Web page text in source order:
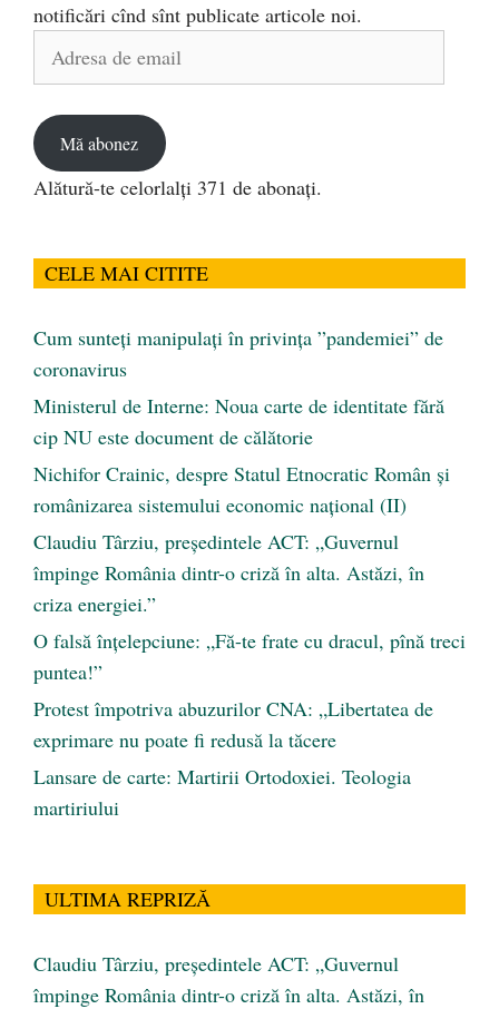
notificări cînd sînt publicate articole noi.
Adresa
Mă abonez
Alătură-te celorlalți 371 de abonați.
CELE MAI CITITE
Cum sunteți manipulați în privința ”pandemiei” de
coronavirus
Ministerul de Interne: Noua carte de identitate fără
cip NU este document de călătorie
Nichifor Crainic, despre Statul Etnocratic Român şi
românizarea sistemului economic naţional (II)
Claudiu Târziu, președintele ACT: „Guvernul
împinge România dintr-o criză în alta. Astăzi, în
criza energiei.”
O falsă înțelepciune: „Fă-te frate cu dracul, pînă treci
puntea!”
Protest împotriva abuzurilor CNA: „Libertatea de
exprimare nu poate fi redusă la tăcere
Lansare de carte: Martirii Ortodoxiei. Teologia
martiriului
ULTIMA REPRIZĂ
Claudiu Târziu, președintele ACT: „Guvernul
împinge România dintr-o criză în alta. Astăzi, în